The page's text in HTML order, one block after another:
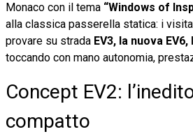
Monaco con il tema “Windows of
alla classica passerella statica: i
provare su strada EV3, la nuova EV6,
toccando con mano autonomia,
Concept EV2:
compatto